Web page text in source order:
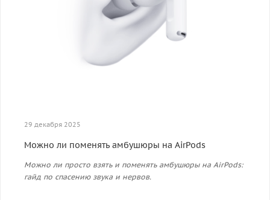
29 декабря 2025
Можно ли поменять амбушюры на AirPods
Можно ли просто взять и поменять амбушюры на AirPods:
гайд по спасению звука и нервов.